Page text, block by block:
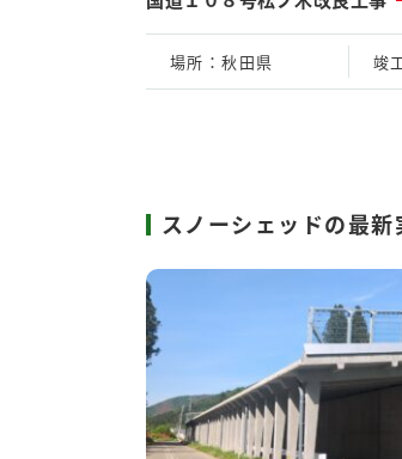
場所 ：秋田県 竣
スノーシェッドの最